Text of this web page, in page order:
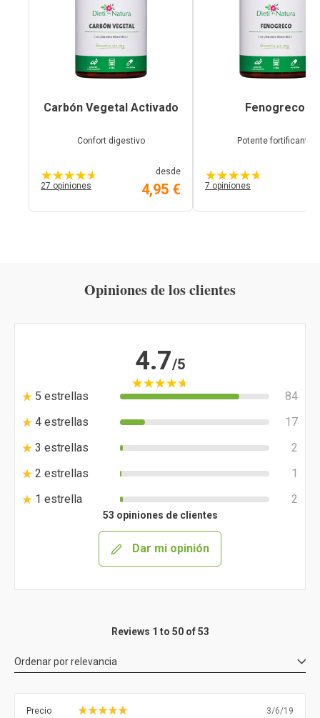
Carbón Vegetal Activado
Confort digestivo
27 opiniones
desde
4,95 €
Fenogreco
Potente fortificante
7 opiniones
Opiniones de los clientes
4.7/5
5 estrellas
84
4 estrellas
17
3 estrellas
2
2 estrellas
1
1 estrella
2
53 opiniones de clientes
Dar mi opinión
Reviews 1 to 50 of 53
Ordenar porrelevancia
Precio
3/6/19